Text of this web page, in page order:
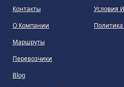
Контакты
О Компании
Маршруты
Перевозчики
Blog
Условия